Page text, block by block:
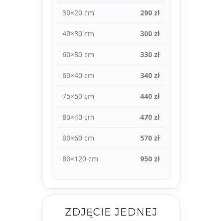
30×20 cm 290 zł
40×30 cm 300 zł
60×30 cm 330 zł
60×40 cm 340 zł
75×50 cm 440 zł
80×40 cm 470 zł
80×60 cm 570 zł
80×120 cm 950 zł
ZDJĘCIE JEDNEJ